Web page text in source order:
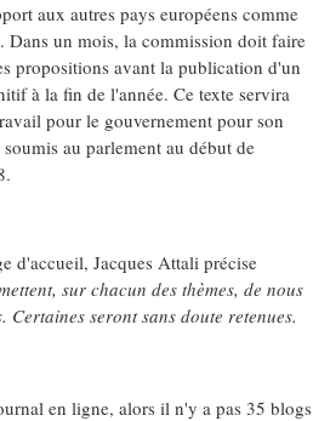
aux autres pays européens comme
Dans un mois, la commission doit faire
propositions avant la publication d'un
à la fin de l'année. Ce texte servira
pour le gouvernement pour son
au parlement au début de
d'accueil, Jacques Attali précise
sur chacun des thèmes, de nous
seront sans doute retenues.
en ligne, alors il n'y a pas 35 blogs